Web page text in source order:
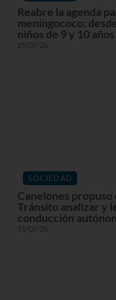
Reabre la agenda
meningococo:
niños de 9 y 10 años
29/07/26
SOCIEDAD
Canelones
Tránsito analizar y
conducción
31/07/26